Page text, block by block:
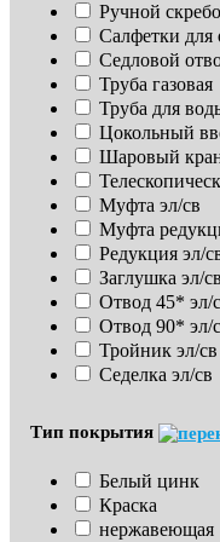
Ручной
Салфетки для
Седловой
Труба газовая
Труба для
Цокольный
Шаровый
Муфта эл/св
Муфта
Редукция эл/
Заглушка эл/св
Отвод 45* эл/
Отвод 90* эл/
Тройник эл/св
Седелка эл/св
Тип покрытия
Белый цинк
Краска
нержавеющая